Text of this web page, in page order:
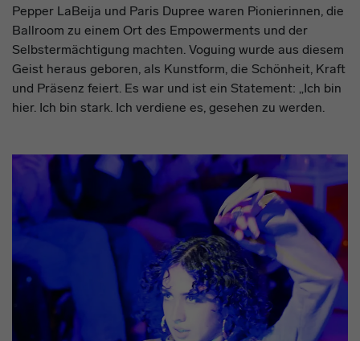
Pepper LaBeija und Paris Dupree waren Pionierinnen, die
Ballroom zu einem Ort des Empowerments und der
Selbstermächtigung machten. Voguing wurde aus diesem
Geist heraus geboren, als Kunstform, die Schönheit, Kraft
und Präsenz feiert. Es war und ist ein Statement: „Ich bin
hier. Ich bin stark. Ich verdiene es, gesehen zu werden.